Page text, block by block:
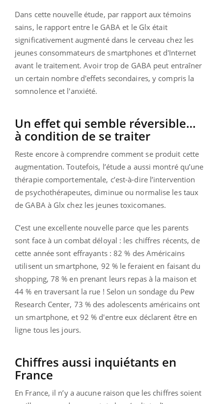
Dans cette nouvelle étude, par rapport aux témoins
sains, le rapport entre le GABA et le Glx était
significativement augmenté dans le cerveau chez les
jeunes consommateurs de smartphones et d'Internet
avant le traitement. Avoir trop de GABA peut entraîner
un certain nombre d'effets secondaires, y compris la
somnolence et l'anxiété.
Un effet qui semble réversible…
à condition de se traiter
Reste encore à comprendre comment se produit cette
augmentation. Toutefois, l’étude a aussi montré qu’une
thérapie comportementale, c’est-à-dire l’intervention
de psychothérapeutes, diminue ou normalise les taux
de GABA à Glx chez les jeunes toxicomanes.
C’est une excellente nouvelle parce que les parents
sont face à un combat déloyal : les chiffres récents, de
cette année sont effrayants : 82 % des Américains
utilisent un smartphone, 92 % le feraient en faisant du
shopping, 78 % en prenant leurs repas à la maison et
44 % en traversant la rue ! Selon un sondage du Pew
Research Center, 73 % des adolescents américains ont
un smartphone, et 92 % d'entre eux déclarent être en
ligne tous les jours.
Chiffres aussi inquiétants en
France
En France, il n’y a aucune raison que les chiffres soient